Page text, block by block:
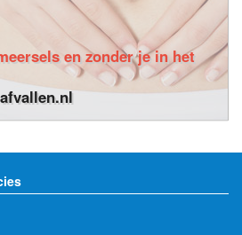
en zonder je in het